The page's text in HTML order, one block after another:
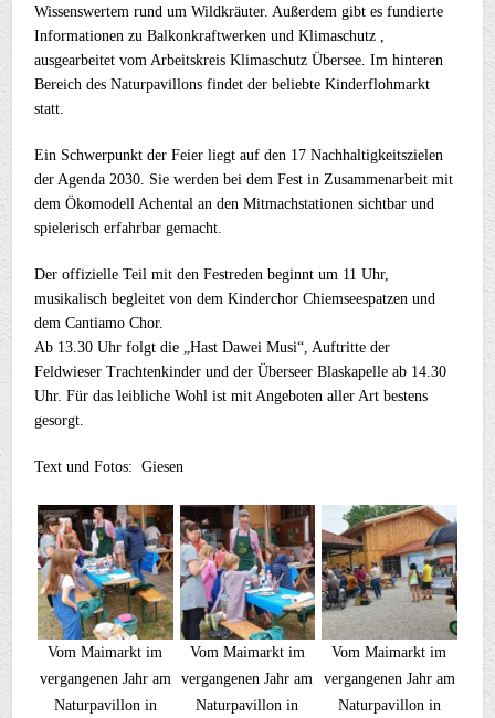
Wissenswertem rund um Wildkräuter. Außerdem gibt es fundierte
Informationen zu Balkonkraftwerken und Klimaschutz ,
ausgearbeitet vom Arbeitskreis Klimaschutz Übersee. Im hinteren
Bereich des Naturpavillons findet der beliebte Kinderflohmarkt
statt.
Ein Schwerpunkt der Feier liegt auf den 17 Nachhaltigkeitszielen
der Agenda 2030. Sie werden bei dem Fest in Zusammenarbeit mit
dem Ökomodell Achental an den Mitmachstationen sichtbar und
spielerisch erfahrbar gemacht.
Der offizielle Teil mit den Festreden beginnt um 11 Uhr,
musikalisch begleitet von dem Kinderchor Chiemseespatzen und
dem Cantiamo Chor.
Ab 13.30 Uhr folgt die „Hast Dawei Musi“, Auftritte der
Feldwieser Trachtenkinder und der Überseer Blaskapelle ab 14.30
Uhr. Für das leibliche Wohl ist mit Angeboten aller Art bestens
gesorgt.
Text und Fotos: Giesen
Vom Maimarkt im
vergangenen Jahr am
Naturpavillon in
Vom Maimarkt im
vergangenen Jahr am
Naturpavillon in
Vom Maimarkt im
vergangenen Jahr am
Naturpavillon in